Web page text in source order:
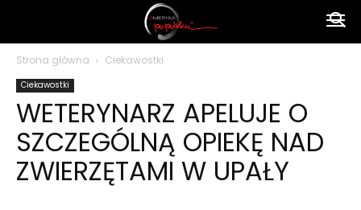
polsku
Strona główna Ciekawostki
Ciekawostki
WETERYNARZ APELUJE O
SZCZEGÓLNĄ OPIEKĘ NAD
ZWIERZĘTAMI W UPAŁY